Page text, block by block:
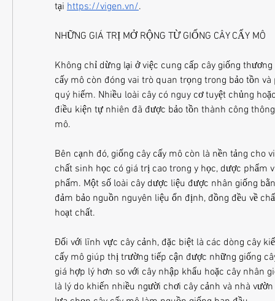
tại https://vigen.vn/.
NHỮNG GIÁ TRỊ MỞ RỘNG TỪ GIỐNG CÂY CẤY MÔ
Không chỉ dừng lại ở việc cung cấp cây giống
cấy mô còn đóng vai trò quan trọng trong bảo tồn
quý hiếm. Nhiều loài cây có nguy cơ tuyệt chủng
điều kiện tự nhiên đã được bảo tồn thành công
mô.
Bên cạnh đó, giống cây cấy mô còn là nền tảng cho
chất sinh học có giá trị cao trong y học, dược phẩm
phẩm. Một số loài cây dược liệu được nhân giống
đảm bảo nguồn nguyên liệu ổn định, đồng đều về
hoạt chất.
Đối với lĩnh vực cây cảnh, đặc biệt là các dòng cây
cấy mô giúp thị trường tiếp cận được những giống
giá hợp lý hơn so với cây nhập khẩu hoặc cây nhân
là lý do khiến nhiều người chơi cây cảnh và nhà